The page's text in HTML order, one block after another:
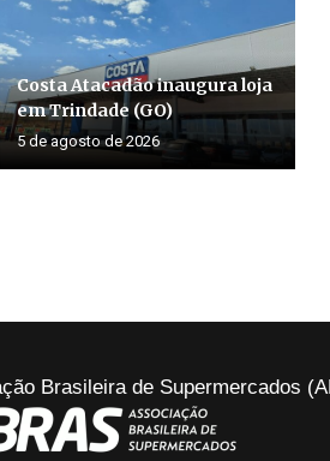
Costa Atacadão inaugura loja
em Trindade (GO)
5 de agosto de 2026
Brasileira de Supermercados